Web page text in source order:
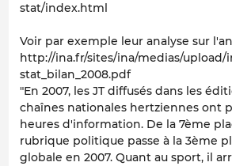
stat/index.html
Voir par exemple leur analyse sur
http://ina.fr/sites/ina/medias/upload/
stat_bilan_2008.pdf
"En 2007, les JT diffusés dans les
chaînes nationales hertziennes ont
heures d'information. De la 7ème
rubrique politique passe à la 3ème
globale en 2007. Quant au sport, il